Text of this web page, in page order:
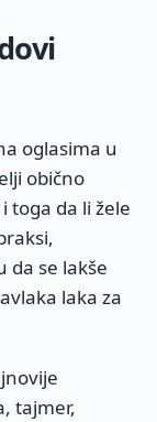
oglasima u
obično
toga da li žele
da se lakše
laka za
tajmer,